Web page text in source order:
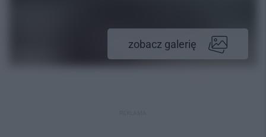
zobacz galerię